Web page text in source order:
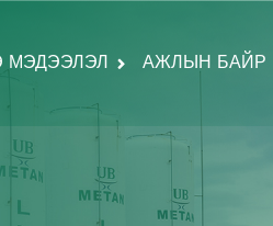
МЭДЭЭЛЭЛ АЖЛЫН БАЙР